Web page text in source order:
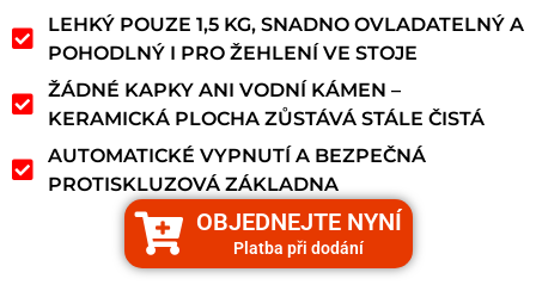
LEHKÝ POUZE 1,5 KG, SNADNO OVLADATELNÝ A
POHODLNÝ I PRO ŽEHLENÍ VE STOJE
ŽÁDNÉ KAPKY ANI VODNÍ KÁMEN –
KERAMICKÁ PLOCHA ZŮSTÁVÁ STÁLE ČISTÁ
AUTOMATICKÉ VYPNUTÍ A BEZPEČNÁ
PROTISKLUZOVÁ ZÁKLADNA
OBJEDNEJTE NYNÍ
Platba při dodání